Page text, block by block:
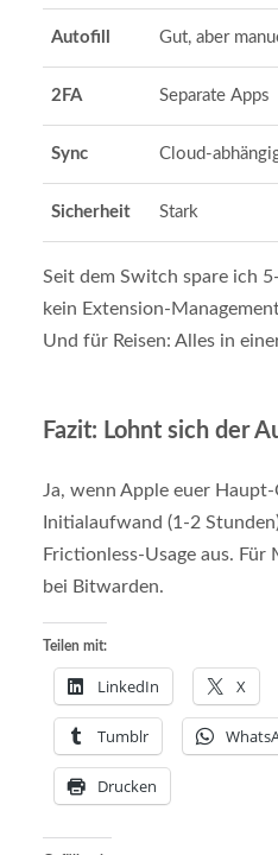
Autofill Gut, aber
2FA Separate Apps
Sync Cloud-
Sicherheit Stark
Seit dem Switch spare ich
kein Extension-
Und für Reisen: Alles in
Fazit: Lohnt sich der
Ja, wenn Apple euer
Initialaufwand (1-2
Frictionless-Usage aus.
bei Bitwarden.
Teilen mit:
LinkedIn X
Tumblr
Drucken